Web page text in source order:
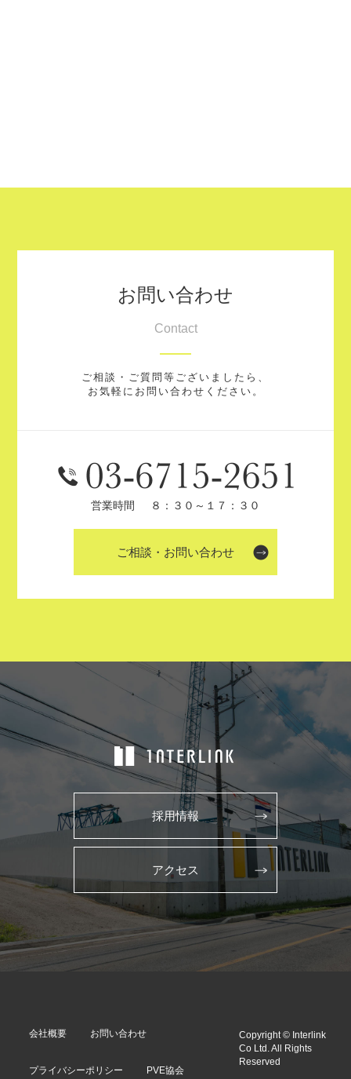
お問い合わせ
Contact
ご相談・ご質問等ございましたら、
お気軽にお問い合わせください。
営業時間 ８：３０～１７：３０
ご相談・お問い合わせ
採用情報
アクセス
会社概要 お問い合わせ
プライバシーポリシー PVE協会
Copyright © Interlink
Co Ltd. All Rights
Reserved